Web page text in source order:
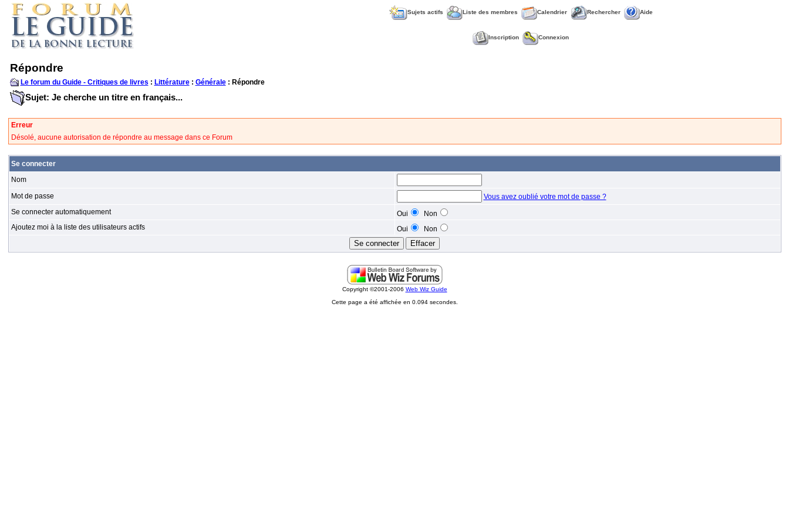
Sujets actifs Liste des membres Calendrier Rechercher Aide
Inscription Connexion
Répondre
Le forum du Guide - Critiques de livres : Littérature: Générale: Répondre
Sujet: Je cherche un titre en français...
Erreur
Désolé, aucune autorisation de répondre au message dans ce Forum
Se connecter
Nom
Mot de passe
Vous avez oublié votre mot de passe ?
Se connecter automatiquement
Oui
Non
Ajoutez moi à la liste des utilisateurs actifs
Oui Non
Copyright ©2001-2006 Web Wiz Guide
Cette page a été affichée en 0.094 secondes.